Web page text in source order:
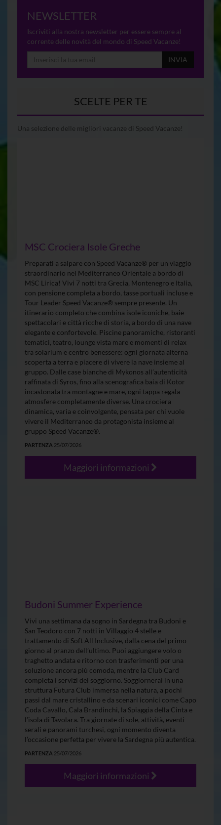
NEWSLETTER
Iscriviti alla nostra newsletter per essere sempre al
corrente delle novità del mondo di Speed Vacanze!
INVIA
SCELTE PER TE
Una selezione delle migliori vacanze di Speed Vacanze!
MSC Crociera Isole Greche
Preparati a salpare con Speed Vacanze® per un viaggio
straordinario nel Mediterraneo Orientale a bordo di
MSC Lirica! Vivi 7 notti tra Grecia, Montenegro e Italia,
con pensione completa a bordo, tasse portuali incluse e
Tour Leader Speed Vacanze® sempre presente. Un
itinerario completo che combina isole iconiche, baie
spettacolari e città ricche di storia, a bordo di una nave
elegante e confortevole. Piscine panoramiche, ristoranti
tematici, teatro, lounge vista mare e momenti di relax
tra solarium e centro benessere: ogni giornata alterna
scoperta a terra e piacere di vivere la nave insieme al
gruppo. Dalle case bianche di Mykonos all’autenticità
raffinata di Syros, fino alla scenografica baia di Kotor
incastonata tra montagne e mare, ogni tappa regala
atmosfere completamente diverse. Una crociera
dinamica, varia e coinvolgente, pensata per chi vuole
vivere il Mediterraneo da protagonista insieme al
gruppo Speed Vacanze®.
PARTENZA 25/07/2026
Maggiori informazioni
Budoni Summer Experience
Vivi una settimana da sogno in Sardegna tra Budoni e
San Teodoro con 7 notti in Villaggio 4 stelle e
trattamento di Soft All Inclusive, dalla cena del primo
giorno al pranzo dell’ultimo. Puoi aggiungere volo o
traghetto andata e ritorno con trasferimenti per una
soluzione ancora più comoda, mentre la Club Card
completa i servizi del soggiorno. Soggiornerai in una
struttura Futura Club immersa nella natura, a pochi
passi dal mare cristallino e da scenari iconici come Capo
Coda Cavallo, Cala Brandinchi, la Spiaggia della Cinta e
l’isola di Tavolara. Tra giornate di sole, attività, eventi
serali e panorami turchesi, ogni momento diventa
l’occasione perfetta per vivere la Sardegna più autentica.
PARTENZA 25/07/2026
Maggiori informazioni